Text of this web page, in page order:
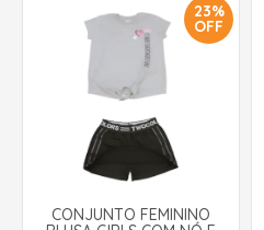
23%
OFF
CONJUNTO FEMININO